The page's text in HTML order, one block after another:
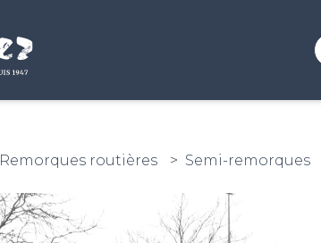
Remorques routières Semi-remorques